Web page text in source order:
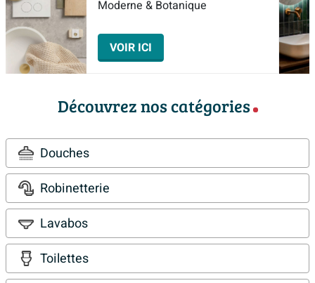
Moderne & Botanique
VOIR ICI
Découvrez nos catégories
Douches
Robinetterie
Lavabos
Toilettes